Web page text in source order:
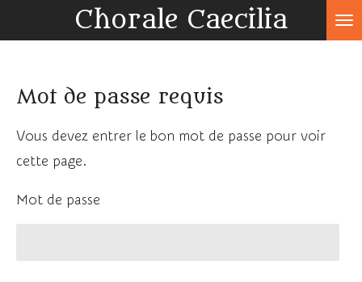
au
principal
Chorale Caecilia
Mot de passe requis
Vous devez entrer le bon mot de passe pour voir
cette page.
Mot de passe